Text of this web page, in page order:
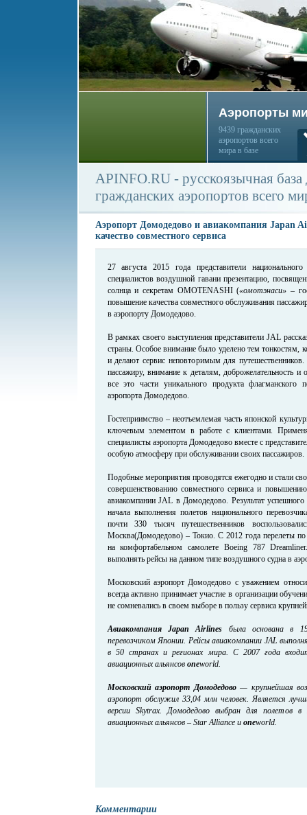
Аэропорты
9439 гражданских
аэропортов всего
мира в базе
APINFO.RU - русскоязычная
гражданских аэропортов всего
Аэропорт Домодедово и авиакомпания Japan
качество совместного сервиса
27 августа 2015 года представители
специалистов воздушной гавани презентацию,
солнца и секретам OMOTENASHI («омотэнаси» –
повышение качества совместного обслуживания
в аэропорту Домодедово.
В рамках своего выступления представители JAL
страны. Особое внимание было уделено тем тонкостям,
и делают сервис неповторимым для
пассажиру, внимание к деталям, доброжелательность
все это части уникального продукта флагманского
аэропорта Домодедово.
Гостеприимство – неотъемлемая часть японской
ключевым элементом в работе с клиентами.
специалисты аэропорта Домодедово вместе с
особую атмосферу при обслуживании своих пассажиров.
Подобные мероприятия проводятся ежегодно и стали
совершенствованию совместного сервиса и
авиакомпании JAL в Домодедово. Результат успешного
начала выполнения полетов национального
почти 330 тысяч путешественников
Москва(Домодедово) – Токио. С 2012 года перелеты
на комфортабельном самолете Boeing 787
выполнять рейсы на данном типе воздушного судна в
Московский аэропорт Домодедово с уважением
всегда активно принимает участие в организации
не сомневались в своем выборе в пользу сервиса
Авиакомпания Japan Airlines была основана в
перевозчиком Японии. Рейсы авиакомпании JAL
в 50 странах и регионах мира. С 2007 года
авиационных альянсов oneworld.
Московский аэропорт Домодедово— крупнейшая
аэропорт обслужил 33,04 млн человек. Является
версии Skytrax. Домодедово выбран для полетов
авиационных альянсов – Star Alliance и oneworld.
Комментарии